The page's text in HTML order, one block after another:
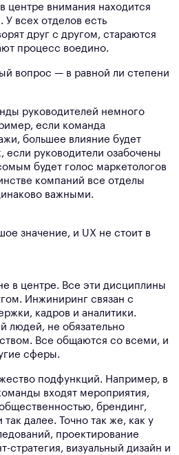
центре внимания находится
У всех отделов есть
друг с другом, стараются
процесс воедино.
вопрос — в равной ли степени
руководителей немного
если команда
большее влияние будет
если руководители озабочены
будет голос маркетологов
компаний все отделы
важными.
значение, и UX не стоит в
в центре. Все эти дисциплины
Инжиниринг связан с
кадров и аналитики.
людей, не обязательно
Все общаются со всеми, и
сферы.
подфункций. Например, в
входят мероприятия,
брендинг,
далее. Точно так же, как у
проектирование
стратегия, визуальный дизайн и